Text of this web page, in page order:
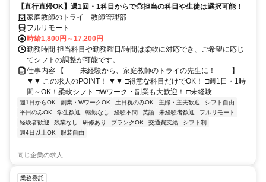
【直行直帰OK】週1回・1科目からで◎担当の科目や生徒は選択可能！
家庭教師のトライ 教師管理部
フルリモート
時給1,800円～17,200円
勤務時間 担当科目や勤務曜日/時間は柔軟に対応でき、ご希望に応じ
てシフトの調整が可能です。
仕事内容 【―― 未経験から、家庭教師のトライの先生に！ ――】
▼▼ この求人のPOINT！ ▼▼ □得意な科目だけでOK！ □週1日・1時
間～OK！柔軟シフト □Wワーク・副業も大歓迎！ □未経験...
週1日からOK 副業・WワークOK 土日祝のみOK 主婦・主夫歓迎
シフト自由
平日のみOK
学生歓迎 転勤なし 経験不問 英語 未経験者歓迎
フルリモート
経験者歓迎
残業なし 研修あり ブランクOK 交通費支給
シフト制
週4日以上OK
服装自由
同じ企業の求人
業務委託